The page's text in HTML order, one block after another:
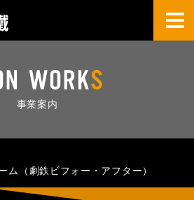
事業案内
ム（劇鉄ビフォー・アフター）